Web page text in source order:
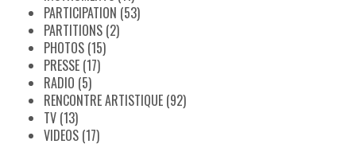
PARTICIPATION (53)
PARTITIONS (2)
PHOTOS (15)
PRESSE (17)
RADIO (5)
RENCONTRE ARTISTIQUE (92)
TV (13)
VIDEOS (17)